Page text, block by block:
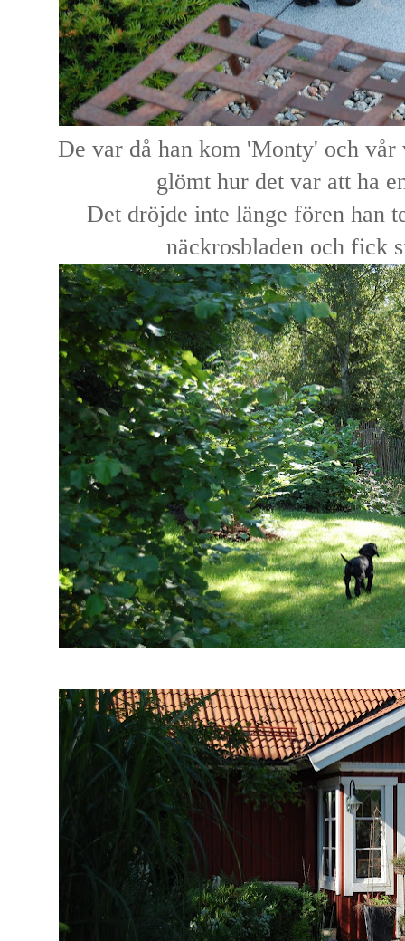
De var då han kom 'Monty' och vår
glömt hur det var att ha
Det dröjde inte länge fören han
näckrosbladen och fick